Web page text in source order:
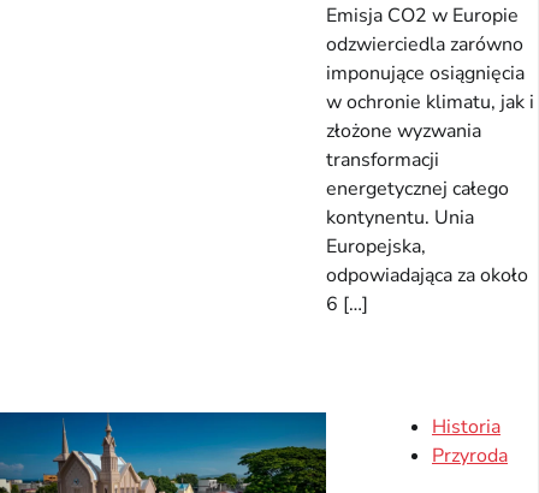
Emisja CO2 w Europie
odzwierciedla zarówno
imponujące osiągnięcia
w ochronie klimatu, jak i
złożone wyzwania
transformacji
energetycznej całego
kontynentu. Unia
Europejska,
odpowiadająca za około
6 […]
Historia
Przyroda